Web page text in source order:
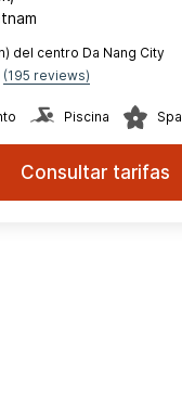
del centro Da Nang City
(195 reviews)
Piscina Spa
Consultar tarifas